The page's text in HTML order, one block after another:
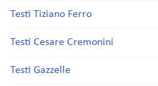
Testi Tiziano Ferro
Testi Cesare Cremonini
Testi Gazzelle